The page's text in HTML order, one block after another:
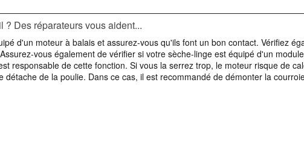
? Des réparateurs vous aident...
d'un moteur à balais et assurez-vous qu'ils font un bon contact. Vérifiez
vous également de vérifier si votre sèche-linge est équipé d'un
responsable de cette fonction. Si vous la serrez trop, le moteur risque de
détache de la poulie. Dans ce cas, il est recommandé de démonter la